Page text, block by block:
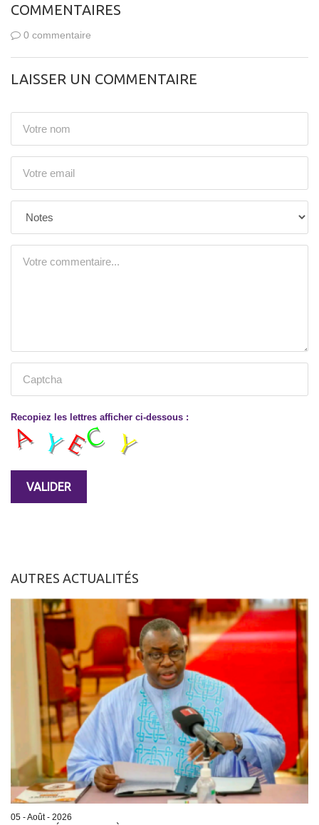
COMMENTAIRES
0 commentaire
LAISSER UN COMMENTAIRE
Recopiez les lettres afficher ci-dessous :
AUTRES ACTUALITÉS
05 - Août - 2026